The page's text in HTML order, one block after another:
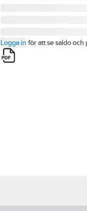
Logga in för att se saldo och